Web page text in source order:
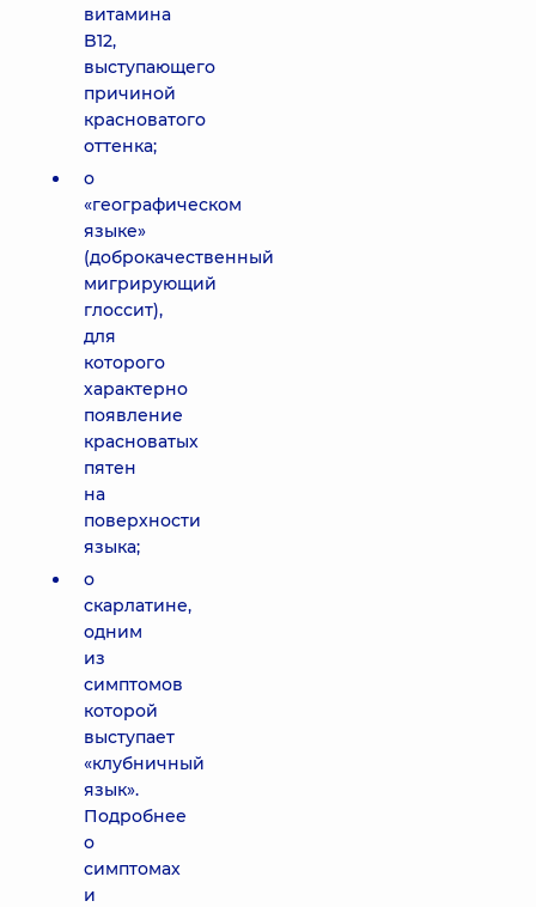
витамина
B12,
выступающего
причиной
красноватого
оттенка;
о
«географическом
языке»
(доброкачественный
мигрирующий
глоссит),
для
которого
характерно
появление
красноватых
пятен
на
поверхности
языка;
о
скарлатине,
одним
из
симптомов
которой
выступает
«клубничный
язык».
Подробнее
о
симптомах
и